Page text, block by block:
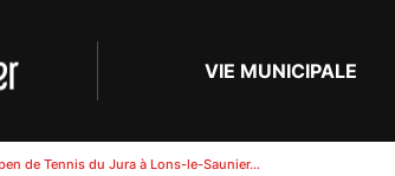
VIE MUNICIPALE
de Tennis du Jura à Lons-le-Saunier…